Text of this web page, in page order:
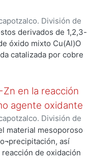
División de
;Pérez Martínez,
derivados de 1,2,3-
óxido mixto Cu(Al)O
catalizada por cobre
compuestos
de electrones
y capacidad de
como ligantes
lo que derivará
y, por ende, en su
la reacción CuAAC
robustos.
en la reacción
agente oxidante
División de
;Pérez Martínez,
Carrillo, Atilano
material mesoporoso
así
de oxidación